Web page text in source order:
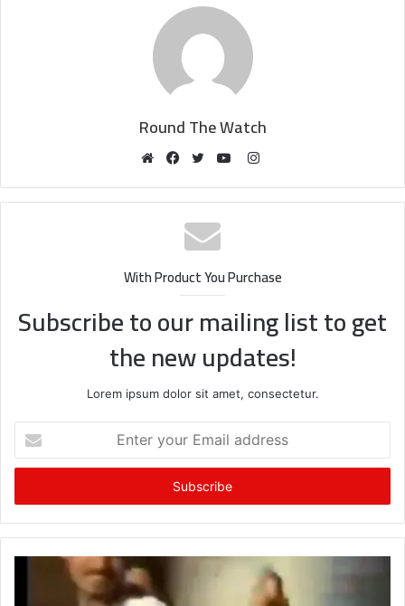
Round The Watch
Instagram
With Product You Purchase
Subscribe to our mailing list to get
the new updates!
Lorem ipsum dolor sit amet, consectetur.
your
Email